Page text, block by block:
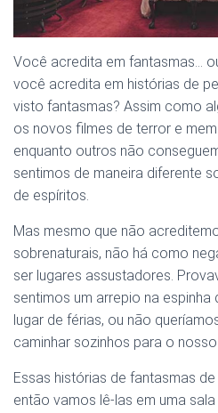
Você acredita em fantasmas…
você acredita em histórias de
visto fantasmas? Assim como
os novos filmes de terror e
enquanto outros não
sentimos de maneira diferente
de espíritos.
Mas mesmo que não
sobrenaturais, não há como
ser lugares assustadores.
sentimos um arrepio na
lugar de férias, ou não
caminhar sozinhos para o
Essas histórias de fantasmas
então vamos lê-las em uma